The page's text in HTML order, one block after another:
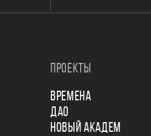
ПРОЕКТЫ
ВРЕМЕНА
ДАО
НОВЫЙ АКАДЕМ